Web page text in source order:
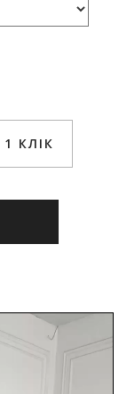
КЛІК